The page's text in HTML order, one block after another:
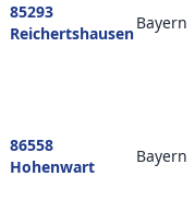
85293
Reichertshausen
Bayern
86558
Hohenwart
Bayern